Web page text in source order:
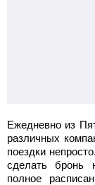
Ежедневно из
различных
поездки
сделать бронь
полное